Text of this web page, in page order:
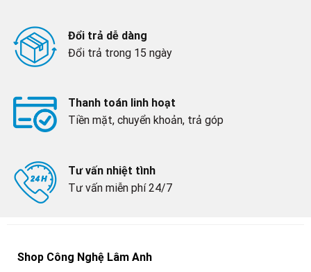
Đổi trả dễ dàng
Đổi trả trong 15 ngày
Thanh toán linh hoạt
Tiền mặt, chuyển khoản, trả góp
Tư vấn nhiệt tình
Tư vấn miễn phí 24/7
Shop Công Nghệ Lâm Anh